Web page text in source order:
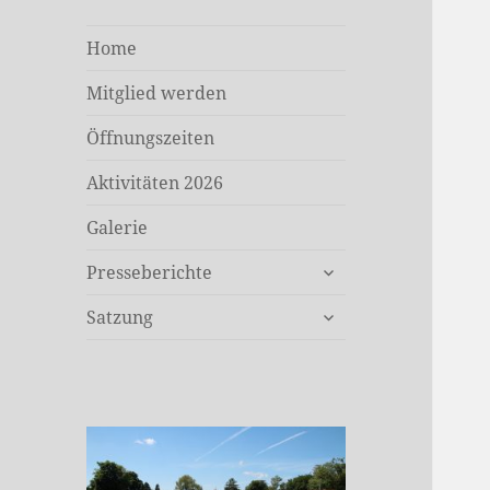
Home
Mitglied werden
Öffnungszeiten
Aktivitäten 2026
Galerie
Presseberichte
untermenü
Satzung
untermenü